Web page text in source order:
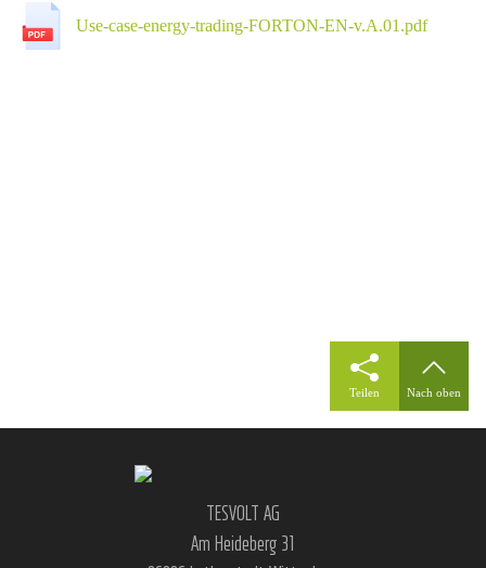
Use-case-energy-trading-FORTON-EN-v.A.01.pdf
Teilen Nach oben
TESVOLT AG
Am Heideberg 31